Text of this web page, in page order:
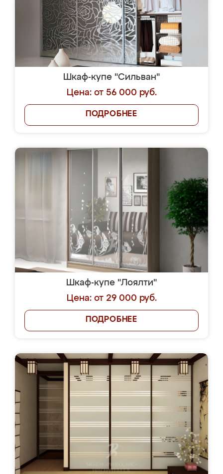
Шкаф-купе "Сильван"
Цена: от 56 000 руб.
ПОДРОБНЕЕ
Шкаф-купе "Лоялти"
Цена: от 29 000 руб.
ПОДРОБНЕЕ